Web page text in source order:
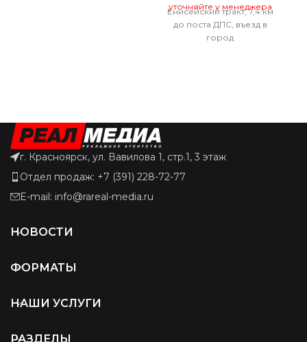
уточняйте у менеджера
Енисейский тракт, 7,4 км
до поста ДПС, въезд в
город
г. Красноярск, ул. Вавилова 1, стр.1, 3 этаж
Отдел продаж: +7 (391) 228-72-77
E-mail: info@rareal-media.ru
НОВОСТИ
ФОРМАТЫ
НАШИ УСЛУГИ
РАЗДЕЛЫ